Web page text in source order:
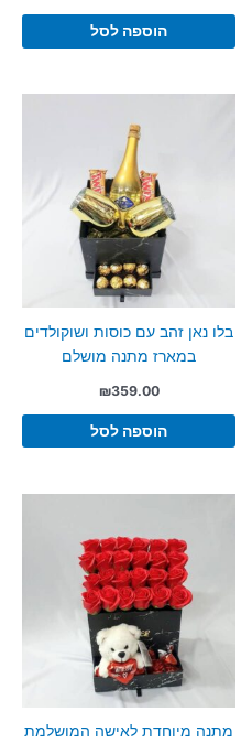
הוספה לסל
בלו נאן זהב עם כוסות ושוקולדים
במארז מתנה מושלם
₪359.00
הוספה לסל
מתנה מיוחדת לאישה המושלמת